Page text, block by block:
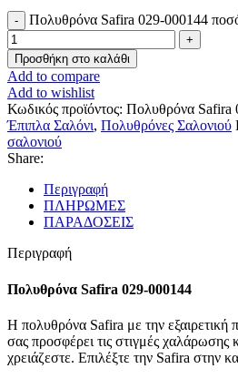
Πολυθρόνα Safira 029-000144
Προσθήκη στο καλάθι
Add to compare
Add to wishlist
Κωδικός προϊόντος: Πολυθρόνα Safira
Έπιπλα Σαλόνι, Πολυθρόνες Σαλονιού
σαλονιού
Share:
Περιγραφή
ΠΛΗΡΩΜΕΣ
ΠΑΡΑΔΟΣΕΙΣ
Περιγραφή
Πολυθρόνα Safira 029-000144
Η πολυθρόνα Safira με την εξαιρετική
σας προσφέρει τις στιγμές χαλάρωσης
χρειάζεστε. Επιλέξτε την Safira στην